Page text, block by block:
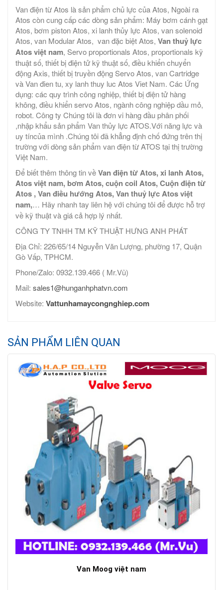
Van điện từ Atos là sản phẩm chủ lực của Atos, Ngoài ra
Atos còn cung cấp các dòng sản phẩm: Máy bơm cánh gạt
Atos, bơm piston Atos, xi lanh thủy lực Atos, van solenoid
Atos, van Modular Atos, van đặc biệt Atos, Van thuỷ lực
Atos việt nam, Servo proportionals Atos, proportionals kỹ
thuật số, thiết bị điện tử kỹ thuật số, điều khiển chuyển
động Axis, thiết bị truyền động Servo Atos, van Cartridge
và Van đien tu, xy lanh thuy luc Atos Viet Nam. Các Ứng
dụng: các quy trình công nghiệp, thiết bị điện tử hàng
không, điều khiển servo Atos, ngành công nghiệp dầu mỏ,
robot. Công ty Chúng tôi là đơn vi hàng đầu phân phối
,nhập khẩu sản phẩm Van thủy lực ATOS.Với năng lực và
uy tíncủa mình .Chúng tôi đã khẳng định chố đứng trên thị
trường với dòng sản phẩm van điện từ ATOS tại thị trường
Việt Nam.
Để biết thêm thông tin vềVan điện từ Atos, xi lanh Atos,
Atos việt nam, bơm Atos, cuộn coil Atos, Cuộn điện từ
Atos , Van điều hướng Atos, Van thuỷ lực Atos việt
nam,… Hãy nhanh tay liên hệ với chúng tôi để được hỗ trợ
về kỹ thuật và giá cả hợp lý nhất.
CÔNG TY TNHH TM KỸ THUẬT HƯNG ANH PHÁT
Địa Chỉ: 226/65/14 Nguyễn Văn Lượng, phường 17, Quận
Gò Vấp, TPHCM.
Phone/Zalo: 0932.139.466 ( Mr.Vũ)
Mail: sales1@hunganhphatvn.com
Website: Vattunhamaycongnghiep.com
SẢN PHẨM LIÊN QUAN
Van Moog việt nam